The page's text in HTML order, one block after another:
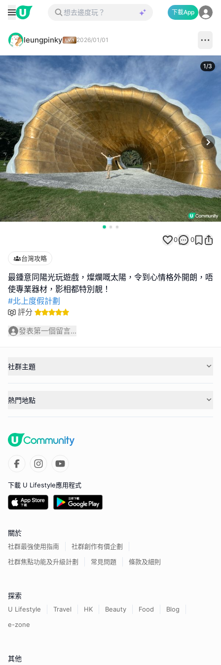
下載App
leungpinky 2026/01/01
1/3
0 0
台灣攻略
最鍾意同陽光玩遊戲，燦爛嘅太陽，令到心情格外開朗，唔
#北上度假計劃
評分
發表第一個留言...
社群主題
熱門地點
下載 U Lifestyle應用程式
關於
社群最強使用指南
社群創作有價企劃
社群焦點功能及升級計劃
常見問題 條款及細則
探索
U Lifestyle Travel HK Beauty Food
Blog
e-zone
其他